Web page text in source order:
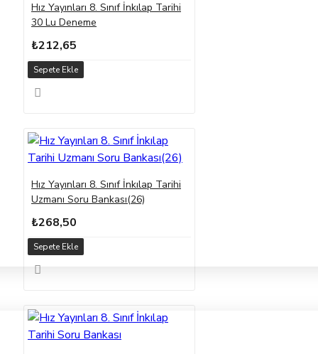
Hız Yayınları 8. Sınıf İnkılap Tarihi
30 Lu Deneme
₺212,65
Sepete Ekle
Hız Yayınları 8. Sınıf İnkılap Tarihi
Uzmanı Soru Bankası(26)
₺268,50
Sepete Ekle